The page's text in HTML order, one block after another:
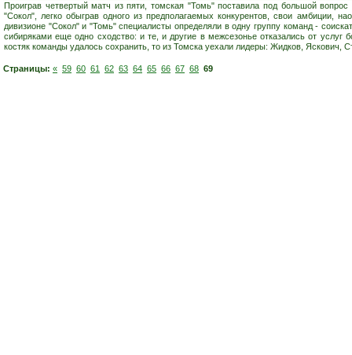
Проиграв четвертый матч из пяти, томская "Томь" поставила под большой
"Сокол", легко обыграв одного из предполагаемых конкурентов, свои амбиции,
дивизионе "Сокол" и "Томь" специалисты определяли в одну группу команд -
сибиряками еще одно сходство: и те, и другие в межсезонье отказались от
костяк команды удалось сохранить, то из Томска уехали лидеры: Жидков, Яскович,
Страницы: « 59 60 61 62 63 64 65 66 67 68 69